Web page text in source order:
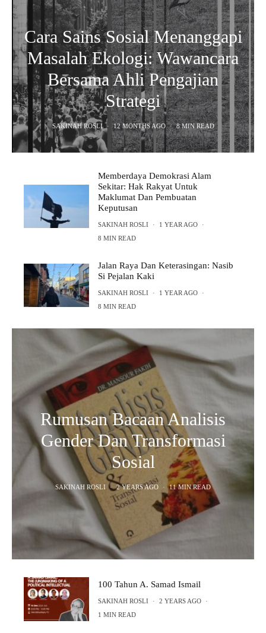
Cara Sains Sosial Menanggapi
Masalah Ekologi: Wawancara
Bersama Ahli Pengajian
Strategi
SAKINAH ROSLI · 12 MONTHS AGO · 8 MIN READ
Memberdaya Demokrasi Alam
Sekitar: Hak Rakyat Untuk
Maklumat Dan Pembuatan
Keputusan
SAKINAH ROSLI · 1 YEAR AGO
·
8 MIN READ
Jalan Raya Dan Keterasingan: Nasib
Si Pejalan Kaki
SAKINAH ROSLI · 1 YEAR AGO
·
8 MIN READ
Rumusan Bacaan Analisis
Gender Dan Transformasi
Sosial
SAKINAH ROSLI · 2 YEARS AGO · 11 MIN READ
100 Tahun A. Samad Ismail
SAKINAH ROSLI · 2 YEARS AGO
·
1 MIN READ